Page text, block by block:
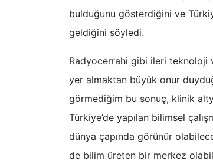
bulduğunu gösterdiğini ve
geldiğini söyledi.
Radyocerrahi gibi ileri teknoloji
yer almaktan büyük onur
görmediğim bu sonuç, klinik
Türkiye’de yapılan bilimsel
dünya çapında görünür
de bilim üreten bir merkez